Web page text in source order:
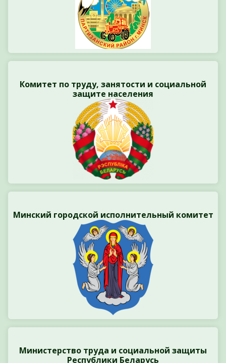
Комитет по труду, занятости и социальной
защите населения
Минский городской исполнительный комитет
Министерство труда и социальной защиты
Республики Беларусь